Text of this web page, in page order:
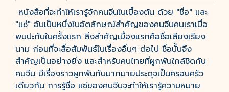
หนังสือที่จะทำให้เรารู้จักคนจีนในเบื้องต้น ด้วย "ชื่อ" และ
"แซ่" อันเป็นหนึ่งในอัตลักษณ์สำคัญของคนจีนคนเราเมื่อ
พบปะกันในครั้งแรก สิ่งสำคัญเบื้องแรกคือชื่อเสียงเรียง
นาม ก่อนที่จะสื่อสัมพันธ์ในเรื่องอื่นๆ ต่อไป ชื่อนั้นจึง
สำคัญเป็นอย่างยิ่ง และสำหรับคนไทยที่ผูกพันใกล้ชิดกับ
คนจีน มีเรื่องราวผูกพันกันมากมายประดุจเป็นครอบครัว
เดียวกัน การรู้ชื่อ แซ่ของคนจีนจะทำให้เรารู้ความหมาย